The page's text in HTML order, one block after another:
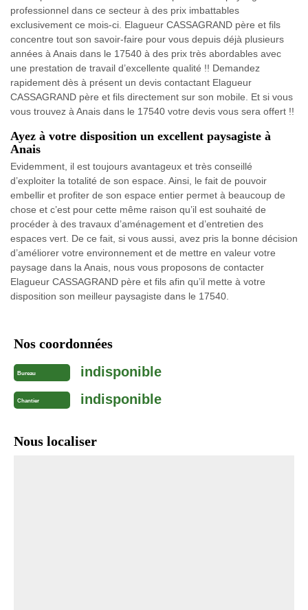
professionnel dans ce secteur à des prix imbattables
exclusivement ce mois-ci. Elagueur CASSAGRAND père et fils
concentre tout son savoir-faire pour vous depuis déjà plusieurs
années à Anais dans le 17540 à des prix très abordables avec
une prestation de travail d’excellente qualité !! Demandez
rapidement dès à présent un devis contactant Elagueur
CASSAGRAND père et fils directement sur son mobile. Et si vous
vous trouvez à Anais dans le 17540 votre devis vous sera offert !!
Ayez à votre disposition un excellent paysagiste à
Anais
Evidemment, il est toujours avantageux et très conseillé
d’exploiter la totalité de son espace. Ainsi, le fait de pouvoir
embellir et profiter de son espace entier permet à beaucoup de
chose et c’est pour cette même raison qu’il est souhaité de
procéder à des travaux d’aménagement et d’entretien des
espaces vert. De ce fait, si vous aussi, avez pris la bonne décision
d’améliorer votre environnement et de mettre en valeur votre
paysage dans la Anais, nous vous proposons de contacter
Elagueur CASSAGRAND père et fils afin qu’il mette à votre
disposition son meilleur paysagiste dans le 17540.
Nos coordonnées
Bureau indisponible
Chantier indisponible
Nous localiser